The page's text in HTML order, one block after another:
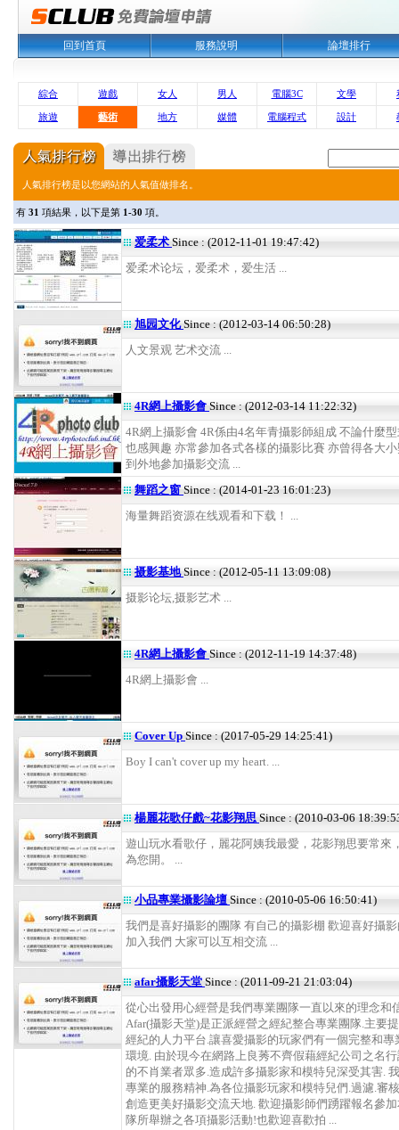
回到首頁 服務說明 論壇排行
綜合 遊戲 女人 男人 電腦3C 文學
旅遊 藝術 地方 媒體 電腦程式 設計
人氣排行榜是以您網站的人氣值做排名。
有 31 項結果，以下是第 1-30 項。
爱柔术Since : (2012-11-01 19:47:42)
爱柔术论坛，爱柔术，爱生活 ...
旭园文化Since : (2012-03-14 06:50:28)
人文景观 艺术交流 ...
4R網上攝影會 Since : (2012-03-14 11:22:32)
4R網上攝影會 4R係由4名年青攝影師組成 不論什麼
也感興趣 亦常參加各式各樣的攝影比賽 亦曾得各大
到外地參加攝影交流 ...
舞蹈之窗 Since : (2014-01-23 16:01:23)
海量舞蹈资源在线观看和下载！ ...
摄影基地Since : (2012-05-11 13:09:08)
摄影论坛,摄影艺术 ...
4R網上攝影會 Since : (2012-11-19 14:37:48)
4R網上攝影會 ...
Cover Up Since : (2017-05-29 14:25:41)
Boy I can't cover up my heart. ...
楊麗花歌仔戲~花影翔思 Since : (2010-03-06
遊山玩水看歌仔，麗花阿姨我最愛，花影翔思要常來
為您開。 ...
小品專業攝影論壇 Since : (2010-05-06 16:50:41)
我們是喜好攝影的團隊 有自己的攝影棚 歡迎喜好攝
加入我們 大家可以互相交流 ...
afar攝影天堂 Since : (2011-09-21 21:03:04)
從心出發用心經營是我們專業團隊一直以來的理念和
Afar(攝影天堂)是正派經營之經紀整合專業團隊.主要
經紀的人力平台.讓喜愛攝影的玩家們有一個完整和專
環境. 由於現今在網路上良莠不齊假藉經紀公司之名
的不肖業者眾多.造成許多攝影家和模特兒深受其害.
專業的服務精神.為各位攝影玩家和模特兒們.過濾.審
創造更美好攝影交流天地. 歡迎攝影師們踴躍報名參
隊所舉辦之各項攝影活動!也歡迎喜歡拍 ...